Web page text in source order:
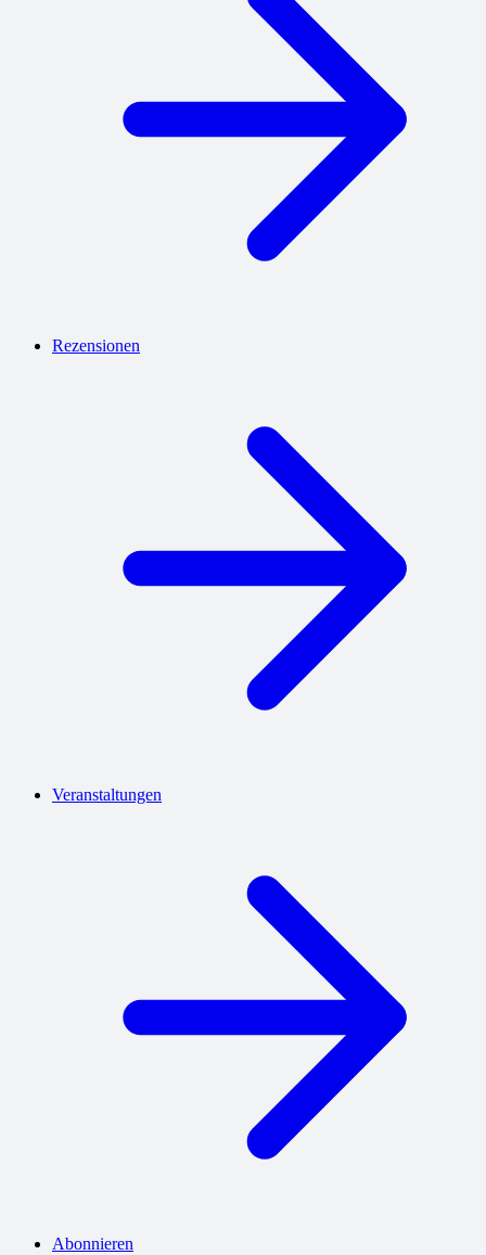
Rezensionen
Veranstaltungen
Abonnieren